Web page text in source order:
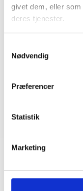
givet dem, eller
deres tjenester.
Nødvendig
Præferencer
Statistik
Marketing
BL INFORMERER
Ansvar for
20. marts 2026